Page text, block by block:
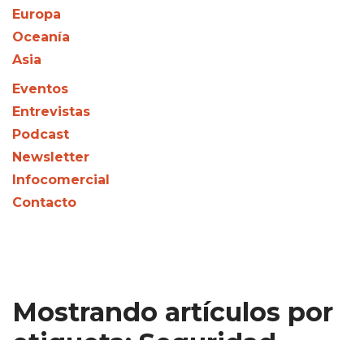
Europa
Oceanía
Asia
Eventos
Entrevistas
Podcast
Newsletter
Infocomercial
Contacto
Mostrando artículos por